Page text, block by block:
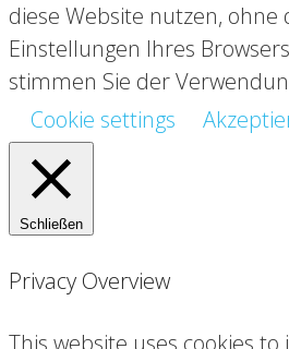
diese Website nutzen, ohne
Einstellungen Ihres
stimmen Sie der
Cookie settings
Schließen
Privacy Overview
This website uses cookies